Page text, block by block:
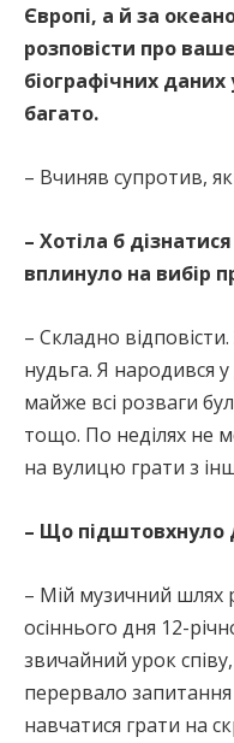
Європі, а й за
розповісти про
біографічних даних
багато.
– Вчиняв супротив,
– Хотіла б
вплинуло на вибір
– Складно
нудьга. Я народився
майже всі розваги
тощо. По неділях не
на вулицю грати з
– Що підштовхнуло
– Мій музичний шлях
осіннього дня 12-
звичайний урок
перервало запитання
навчатися грати на